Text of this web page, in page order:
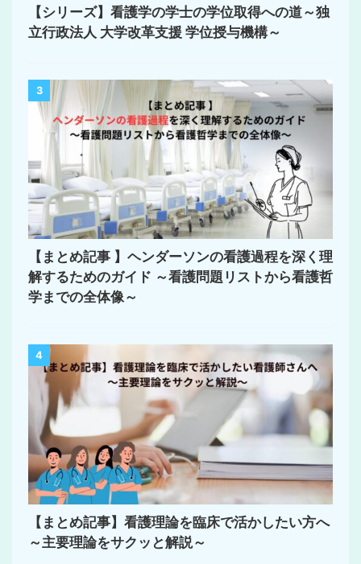
【シリーズ】看護学の学士の学位取得への道～独
立行政法人 大学改革支援 学位授与機構～
3
【まとめ記事 】ヘンダーソンの看護過程を深く理
解するためのガイド ～看護問題リストから看護哲
学までの全体像～
4
【まとめ記事】看護理論を臨床で活かしたい方へ
～主要理論をサクッと解説～